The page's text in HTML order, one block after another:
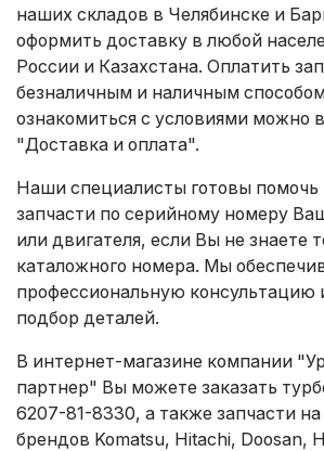
наших складов в Челябинске и
оформить доставку в любой
России и Казахстана. Оплатить
безналичным и наличным
ознакомиться с условиями можно
"Доставка и оплата".
Наши специалисты готовы помочь
запчасти по серийному номеру
или двигателя, если Вы не знаете
каталожного номера. Мы
профессиональную консультацию
подбор деталей.
В интернет-магазине компании
партнер" Вы можете заказать
6207-81-8330, а также запчасти
брендов Komatsu, Hitachi, Doosan,